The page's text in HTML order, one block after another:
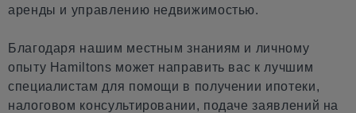
аренды и управлению недвижимостью.
Благодаря нашим местным знаниям и личному
опыту Hamiltons может направить вас к лучшим
специалистам для помощи в получении ипотеки,
налоговом консультировании, подаче заявлений на